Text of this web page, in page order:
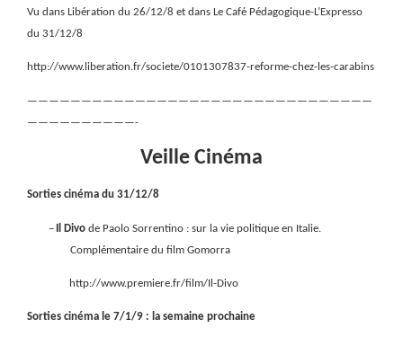
Vu dans Libération du 26/12/8 et dans Le Café Pédagogique-L’Expresso
du 31/12/8
http://www.liberation.fr/societe/0101307837-reforme-chez-les-carabins
————————————————————————————————
——————————-
Veille Cinéma
Sorties cinéma du 31/12/8
– Il Divo de Paolo Sorrentino : sur la vie politique en Italie.
Complémentaire du film Gomorra
http://www.premiere.fr/film/Il-Divo
Sorties cinéma le 7/1/9 : la semaine prochaine